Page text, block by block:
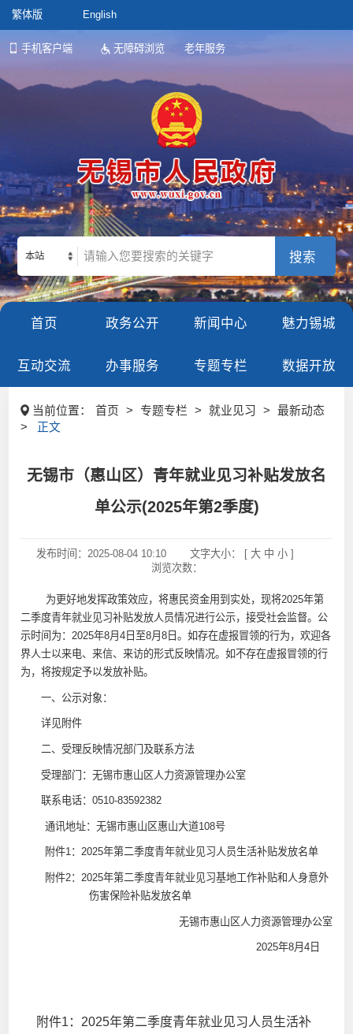
繁体版 English
手机客户端 无障碍浏览 老年服务
本站
首页 政务公开 新闻中心 魅力锡城
互动交流 办事服务 专题专栏 数据开放
当前位置： 首页 > 专题专栏 > 就业见习 >
最新动态
>
正文
无锡市（惠山区）青年就业见习补贴发放名
单公示(2025年第2季度)
发布时间： 2025-08-04 10:10 文字大小： [ 大 中 小]
浏览次数：
为更好地发挥政策效应，将惠民资金用到实处，现将2025年第
二季度青年就业见习补贴发放人员情况进行公示，接受社会监督。公
示时间为：2025年8月4日至8月8日。如存在虚报冒领的行为，欢迎各
界人士以来电、来信、来访的形式反映情况。如不存在虚报冒领的行
为，将按规定予以发放补贴。
一、公示对象：
详见附件
二、受理反映情况部门及联系方法
受理部门：无锡市惠山区人力资源管理办公室
联系电话：0510-83592382
通讯地址：无锡市惠山区惠山大道108号
附件1：2025年第二季度青年就业见习人员生活补贴发放名单
附件2：2025年第二季度青年就业见习基地工作补贴和人身意外
伤害保险补贴发放名单
无锡市惠山区人力资源管理办公室
2025年8月4日
附件1 ： 2025年第二季度青年就业见习人员生活补